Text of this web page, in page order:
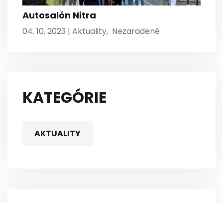
Autosalón Nitra
04. 10. 2023 | Aktuality, Nezaradené
KATEGÓRIE
AKTUALITY